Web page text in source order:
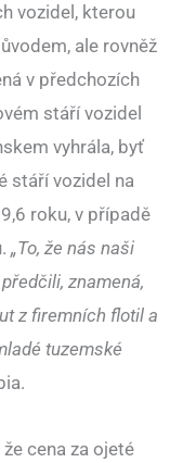
vozidel, kterou
ale rovněž
v předchozích
stáří vozidel
vyhrála, byť
stáří vozidel na
roku, v případě
„To, že nás naši
znamená,
z firemních flotil a
tuzemské
cena za ojeté